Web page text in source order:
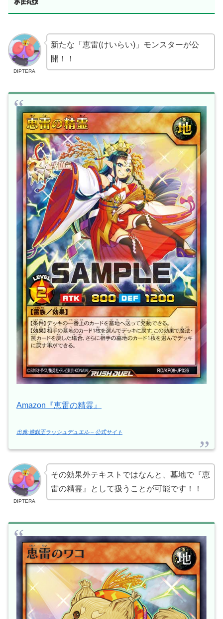
DIPTERA
新たな「恵雷(けいらい)」モンスターが公
開！！
Amazon『恵雷の精霊』
出典:遊戯王ラッシュデュエル – 公式サイト
DIPTERA
その効果外テキストではなんと、墓地で『恵
雷の精霊』として扱うことが可能です！！